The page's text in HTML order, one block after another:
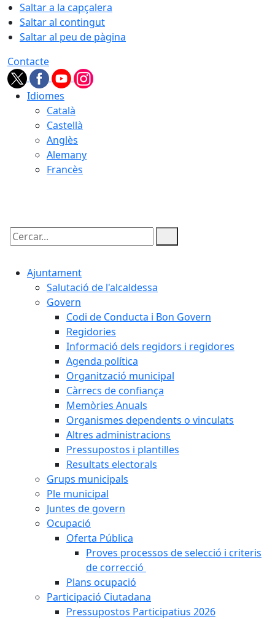
Saltar a la capçalera
Saltar al contingut
Saltar al peu de pàgina
Contacte
Idiomes
Català
Castellà
Anglès
Alemany
Francès
Cercar:
Ajuntament
Salutació de l'alcaldessa
Govern
Codi de Conducta i Bon Govern
Regidories
Informació dels regidors i regidores
Agenda política
Organització municipal
Càrrecs de confiança
Memòries Anuals
Organismes dependents o vinculats
Altres administracions
Pressupostos i plantilles
Resultats electorals
Grups municipals
Ple municipal
Juntes de govern
Ocupació
Oferta Pública
Proves processos de selecció i criteris
de correcció
Plans ocupació
Participació Ciutadana
Pressupostos Participatius 2026